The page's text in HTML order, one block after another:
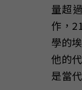
量超
作，
學的
他的
是當